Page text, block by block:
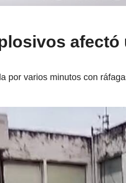
por varios minutos con